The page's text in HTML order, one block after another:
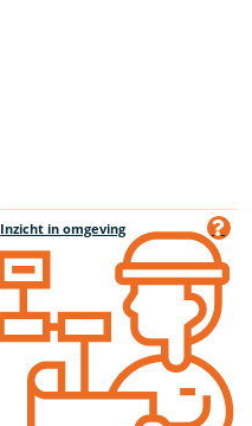
Inzicht in omgeving